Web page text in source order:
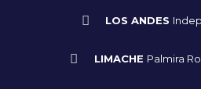
LOS ANDES
LIMACHE Palmira